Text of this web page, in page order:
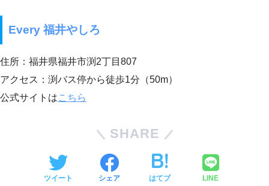
Every 福井やしろ
住所：福井県福井市渕2丁目807
アクセス：渕バス停から徒歩1分（50m）
公式サイトはこちら
SHARE
ツイート シェア はてブ LINE